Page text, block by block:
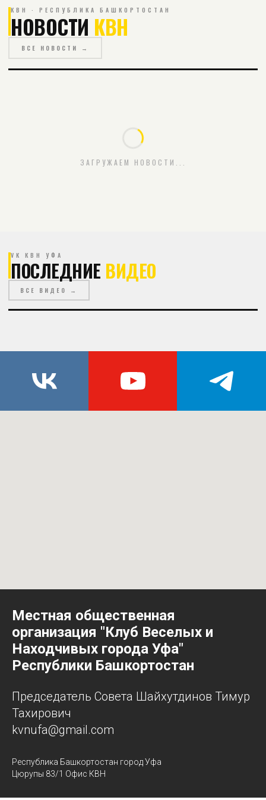
КВН · РЕСПУБЛИКА БАШКОРТОСТАН
НОВОСТИ КВН
ВСЕ НОВОСТИ →
ЗАГРУЖАЕМ НОВОСТИ...
VK КВН УФА
ПОСЛЕДНИЕ ВИДЕО
ВСЕ ВИДЕО →
Местная общественная
организация "Клуб Веселых и
Находчивых города Уфа"
Республики Башкортостан
Председатель Совета Шайхутдинов Тимур
Тахирович
kvnufa@gmail.com
Республика Башкортостан город Уфа
Цюрупы 83/1 Офис КВН